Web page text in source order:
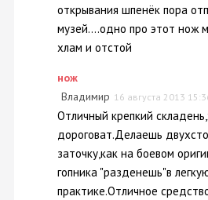
открывания шпенёк пора
музей....одно про этот нож
хлам и отстой
нож
Владимир 16 августа 2013
Отличный крепкий
дороговат.Делаешь
заточку,как на боевом
гопника "разденешь"в
практике.Отличное